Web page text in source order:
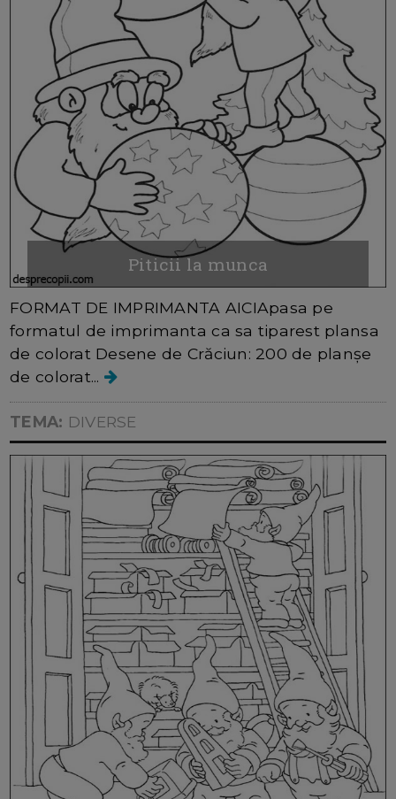
Piticii la munca
FORMAT DE IMPRIMANTA AICIApasa pe
formatul de imprimanta ca sa tiparest plansa
de colorat Desene de Crăciun: 200 de planșe
de colorat...
TEMA: DIVERSE